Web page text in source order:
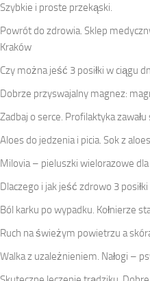
Szybkie i proste przekąski.
Powrót do zdrowia. Sklep
Kraków
Czy można jeść 3 posiłki w ciągu
Dobrze przyswajalny magnez:
Zadbaj o serce. Profilaktyka
Aloes do jedzenia i picia. Sok z
Milovia – pieluszki wielorazowe
Dlaczego i jak jeść zdrowo 3
Ból karku po wypadku. Kołnierze
Ruch na świeżym powietrzu a
Walka z uzależnieniem. Nałogi –